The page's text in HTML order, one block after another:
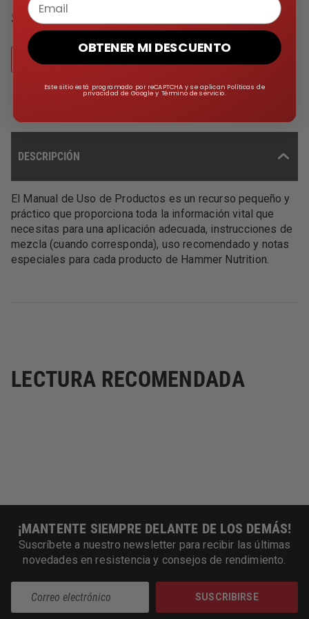
$ 0.00
DESCRIPCIÓN
El Manual de Uso de Productos es un recurso pequeño y
práctico que proporciona toda la información vital que
necesitas para una aplicación adecuada, instrucciones de
mezcla (cuando corresponda), uso recomendado y notas
especiales para cada producto de Hammer Nutrition.
LECTURA RECOMENDADA
¡MANTENTE SIEMPRE DELANTE DE LOS DEMÁS!
Suscríbete a nuestro newsletter para recibir las últimas
novedades en resistencia y consejos de rendimiento.
SUSCRIBIRSE
OBTENER MI DESCUENTO
Este sitio está programado por reCAPTCHA y se aplican Políticas de
privacidad de Google y Término de servicio.